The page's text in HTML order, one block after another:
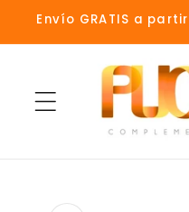
directamente
al contenido
Envío GRATIS a